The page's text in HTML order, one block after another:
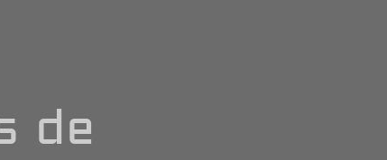
de